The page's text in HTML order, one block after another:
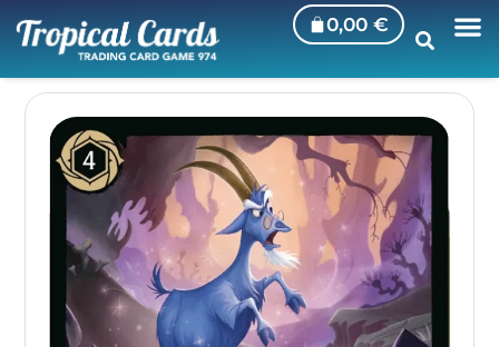
0,00€